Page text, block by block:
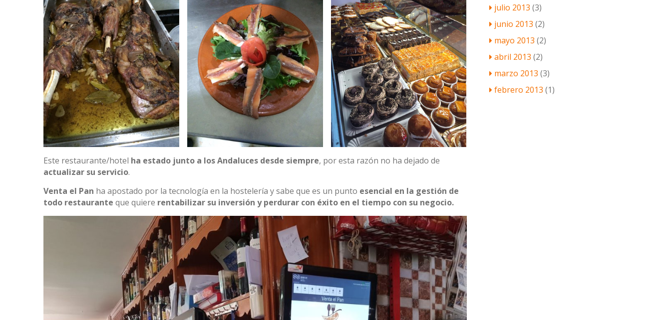
Este restaurante/hotel ha estado junto a los Andaluces desde siempre, por esta razón no ha dejado de
actualizar su servicio.
Venta el Pan ha apostado por la tecnología en la hostelería y sabe que es un punto esencial en la gestión de
todo restaurante que quiere rentabilizar su inversión y perdurar con éxito en el tiempo con su negocio.
julio 2013 (3)
junio 2013 (2)
mayo 2013 (2)
abril 2013 (2)
marzo 2013 (3)
febrero 2013 (1)